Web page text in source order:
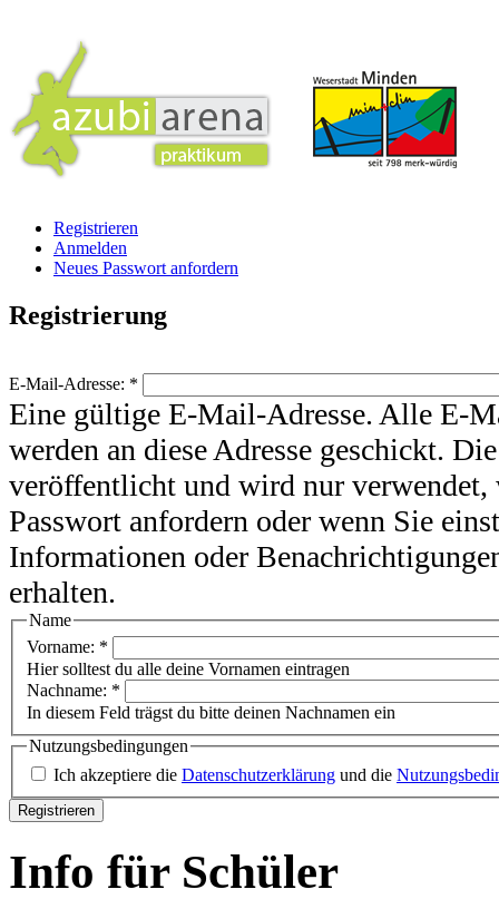
Registrieren
Anmelden
Neues Passwort anfordern
Registrierung
E-Mail-Adresse: *
Eine gültige E-Mail-Adresse. Alle E-
werden an diese Adresse geschickt.
veröffentlicht und wird nur verwendet,
Passwort anfordern oder wenn Sie
Informationen oder
erhalten.
Name
Vorname: *
Hier solltest du alle deine Vornamen eintragen
Nachname: *
In diesem Feld trägst du bitte deinen Nachnamen ein
Nutzungsbedingungen
Ich akzeptiere die Datenschutzerklärung und die
Info für Schüler